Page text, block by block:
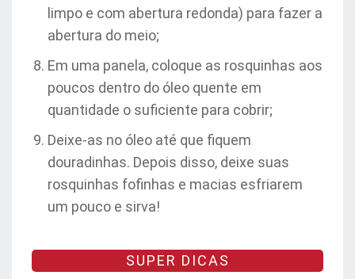
limpo e com abertura redonda) para fazer a
abertura do meio;
Em uma panela, coloque as rosquinhas aos
poucos dentro do óleo quente em
quantidade o suficiente para cobrir;
Deixe-as no óleo até que fiquem
douradinhas. Depois disso, deixe suas
rosquinhas fofinhas e macias esfriarem
um pouco e sirva!
SUPER DICAS